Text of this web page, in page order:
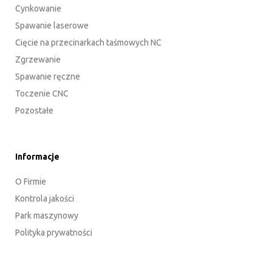
Cynkowanie
Spawanie laserowe
Cięcie na przecinarkach taśmowych NC
Zgrzewanie
Spawanie ręczne
Toczenie CNC
Pozostałe
Informacje
O Firmie
Kontrola jakości
Park maszynowy
Polityka prywatności